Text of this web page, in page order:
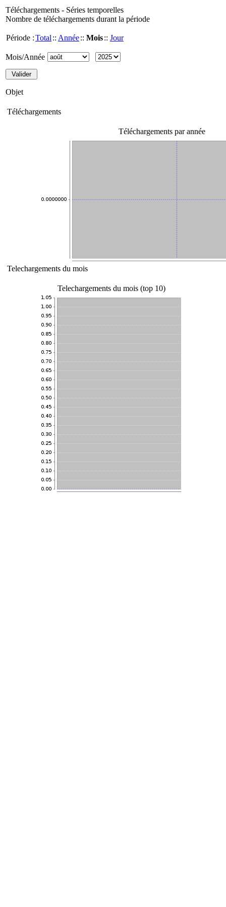
Téléchargements - Séries temporelles
Nombre de téléchargements durant la période
Période :Total :: Année:: Mois:: Jour
Mois/Année
Objet
Téléchargements
Téléchargements par année
Telechargements du mois
Telechargements du mois (top 10)